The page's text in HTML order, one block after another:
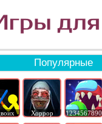
Популярные
Хоррор 1234567890